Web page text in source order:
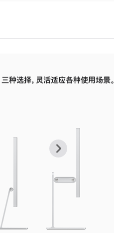
面
面
三种选择，灵活适应各种使用场景。
上
张
下
张